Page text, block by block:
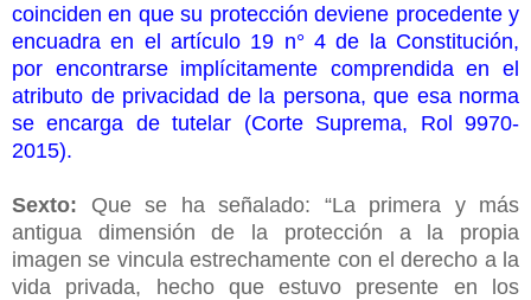
coinciden en que su protección deviene procedente y
encuadra en el artículo 19 n° 4 de la Constitución,
por encontrarse implícitamente comprendida en el
atributo de privacidad de la persona, que esa norma
se encarga de tutelar (Corte Suprema, Rol 9970-
2015).
Sexto: Que se ha señalado: “La primera y más
antigua dimensión de la protección a la propia
imagen se vincula estrechamente con el derecho a la
vida privada, hecho que estuvo presente en los